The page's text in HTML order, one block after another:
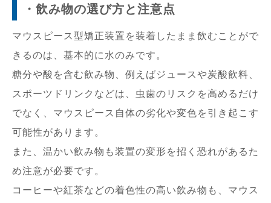
・飲み物の選び方と注意点
マウスピース型矯正装置を装着したまま飲むことがで
きるのは、基本的に水のみです。
糖分や酸を含む飲み物、例えばジュースや炭酸飲料、
スポーツドリンクなどは、虫歯のリスクを高めるだけ
でなく、マウスピース自体の劣化や変色を引き起こす
可能性があります。
また、温かい飲み物も装置の変形を招く恐れがあるた
め注意が必要です。
コーヒーや紅茶などの着色性の高い飲み物も、マウス